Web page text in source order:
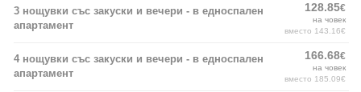
3 нощувки със закуски и вечери - в едноспален
апартамент
128.85€
на човек
вместо 143.16€
4 нощувки със закуски и вечери - в едноспален
апартамент
166.68€
на човек
вместо 185.09€